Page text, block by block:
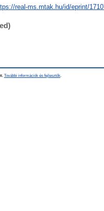
real-ms.mtak.hu/id/eprint/
További információk és fejlesztők